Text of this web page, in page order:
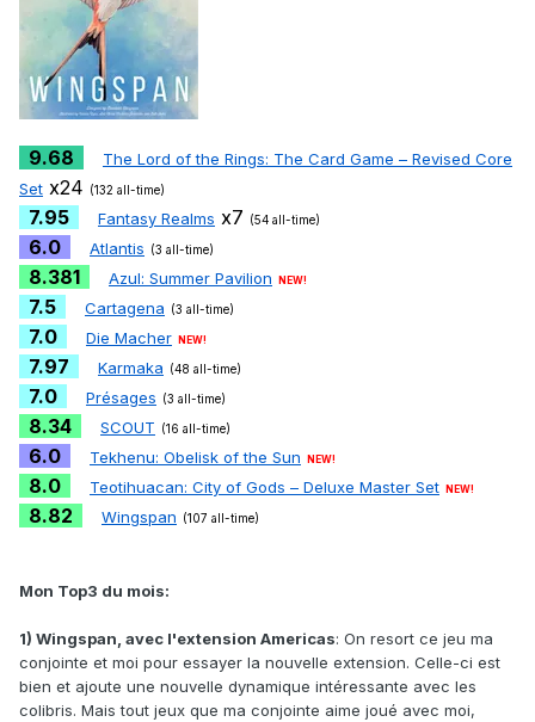
9.68
The Lord of the Rings: The Card Game – Revised Core
Set x24 (132 all-time)
7.95 Fantasy Realms x7 (54 all-time)
6.0 Atlantis (3 all-time)
8.381 Azul: Summer Pavilion NEW!
7.5 Cartagena (3 all-time)
7.0 Die Macher NEW!
7.97 Karmaka (48 all-time)
7.0 Présages (3 all-time)
8.34 SCOUT (16 all-time)
6.0 Tekhenu: Obelisk of the Sun NEW!
8.0 Teotihuacan: City of Gods – Deluxe Master Set NEW!
8.82 Wingspan (107 all-time)
Mon Top3 du mois:
1) Wingspan, avec l'extension Americas: On resort ce jeu ma
conjointe et moi pour essayer la nouvelle extension. Celle-ci est
bien et ajoute une nouvelle dynamique intéressante avec les
colibris. Mais tout jeux que ma conjointe aime joué avec moi,